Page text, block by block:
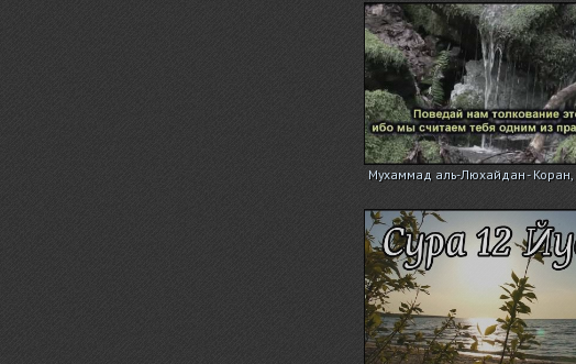
Мухаммад аль-Люхайдан - Коран,